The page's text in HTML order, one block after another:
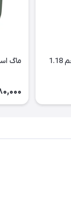
ماگ دسته دار استنلی حجم 1.18
ماگ استنلی